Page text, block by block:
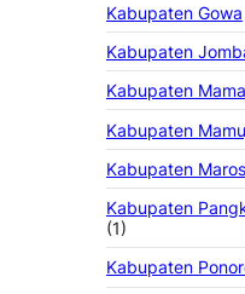
Kabupaten Gowa
Kabupaten
Kabupaten
Kabupaten
Kabupaten Maros
Kabupaten
(1)
Kabupaten